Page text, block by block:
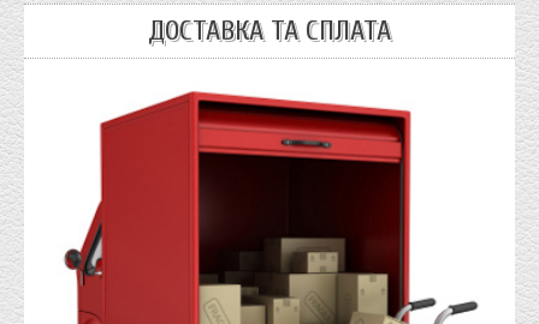
ДОСТАВКА ТА СПЛАТА